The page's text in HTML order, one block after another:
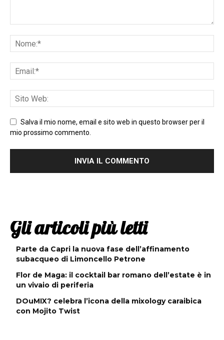
Salva il mio nome, email e sito web in questo browser per il
mio prossimo commento.
Gli articoli più letti
Parte da Capri la nuova fase dell’affinamento
subacqueo di Limoncello Petrone
Flor de Maga: il cocktail bar romano dell’estate è in
un vivaio di periferia
DOuMIX? celebra l’icona della mixology caraibica
con Mojito Twist